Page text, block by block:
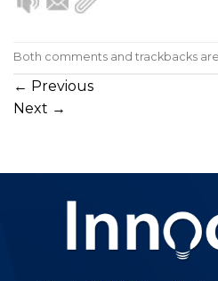
Both comments and trackbacks
← Previous
Next →